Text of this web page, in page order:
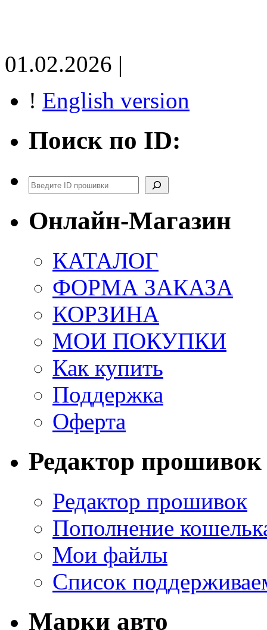
01.02.2026 |
! English version
Поиск по ID:
Поиск
Онлайн-Магазин
КАТАЛОГ
ФОРМА ЗАКАЗА
КОРЗИНА
МОИ ПОКУПКИ
Как купить
Поддержка
Оферта
Редактор прошивок
Редактор прошивок
Пополнение
Мои файлы
Список
Марки авто